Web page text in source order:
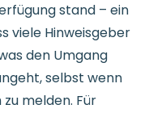
stand – ein
viele Hinweisgeber
den Umgang
selbst wenn
melden. Für